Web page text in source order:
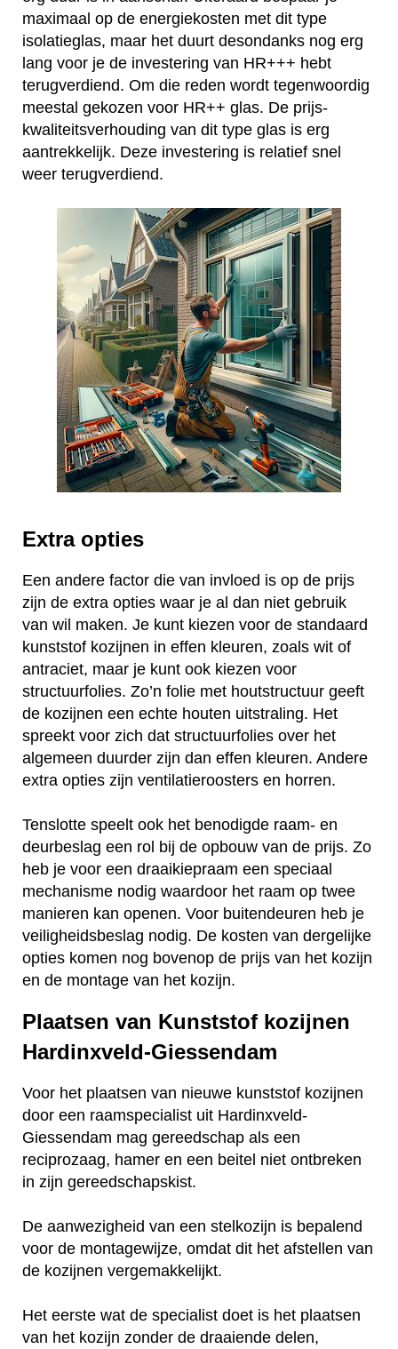
maximaal op de energiekosten met dit type
isolatieglas, maar het duurt desondanks nog erg
lang voor je de investering van HR+++ hebt
terugverdiend. Om die reden wordt tegenwoordig
meestal gekozen voor HR++ glas. De prijs-
kwaliteitsverhouding van dit type glas is erg
aantrekkelijk. Deze investering is relatief snel
weer terugverdiend.
Extra opties
Een andere factor die van invloed is op de prijs
zijn de extra opties waar je al dan niet gebruik
van wil maken. Je kunt kiezen voor de standaard
kunststof kozijnen in effen kleuren, zoals wit of
antraciet, maar je kunt ook kiezen voor
structuurfolies. Zo’n folie met houtstructuur geeft
de kozijnen een echte houten uitstraling. Het
spreekt voor zich dat structuurfolies over het
algemeen duurder zijn dan effen kleuren. Andere
extra opties zijn ventilatieroosters en horren.
Tenslotte speelt ook het benodigde raam- en
deurbeslag een rol bij de opbouw van de prijs. Zo
heb je voor een draaikiepraam een speciaal
mechanisme nodig waardoor het raam op twee
manieren kan openen. Voor buitendeuren heb je
veiligheidsbeslag nodig. De kosten van dergelijke
opties komen nog bovenop de prijs van het kozijn
en de montage van het kozijn.
Plaatsen van Kunststof kozijnen
Hardinxveld-Giessendam
Voor het plaatsen van nieuwe kunststof kozijnen
door een raamspecialist uit Hardinxveld-
Giessendam mag gereedschap als een
reciprozaag, hamer en een beitel niet ontbreken
in zijn gereedschapskist.
De aanwezigheid van een stelkozijn is bepalend
voor de montagewijze, omdat dit het afstellen van
de kozijnen vergemakkelijkt.
Het eerste wat de specialist doet is het plaatsen
van het kozijn zonder de draaiende delen,